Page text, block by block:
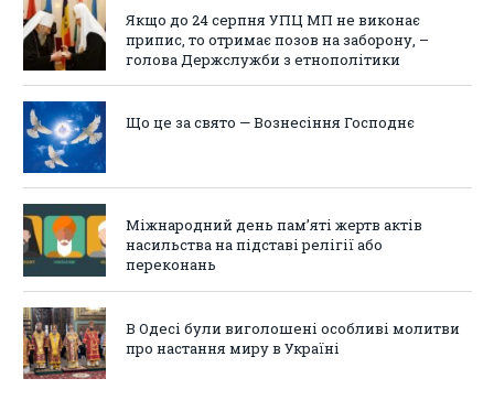
Якщо до 24 серпня УПЦ МП не виконає
припис, то отримає позов на заборону, –
голова Держслужби з етнополітики
Що це за свято — Вознесіння Господнє
Міжнародний день пам’яті жертв актів
насильства на підставі релігії або
переконань
В Одесі були виголошені особливі молитви
про настання миру в Україні